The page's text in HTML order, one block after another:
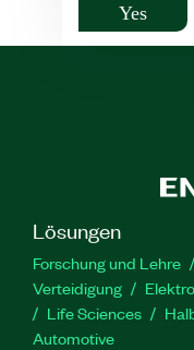
Yes
Lösungen
Forschung und Lehre
Verteidigung
Life Sciences
Automotive